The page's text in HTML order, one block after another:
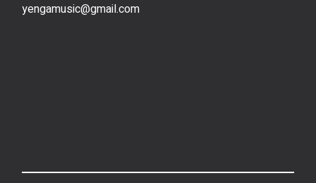
yengamusic@gmail.com